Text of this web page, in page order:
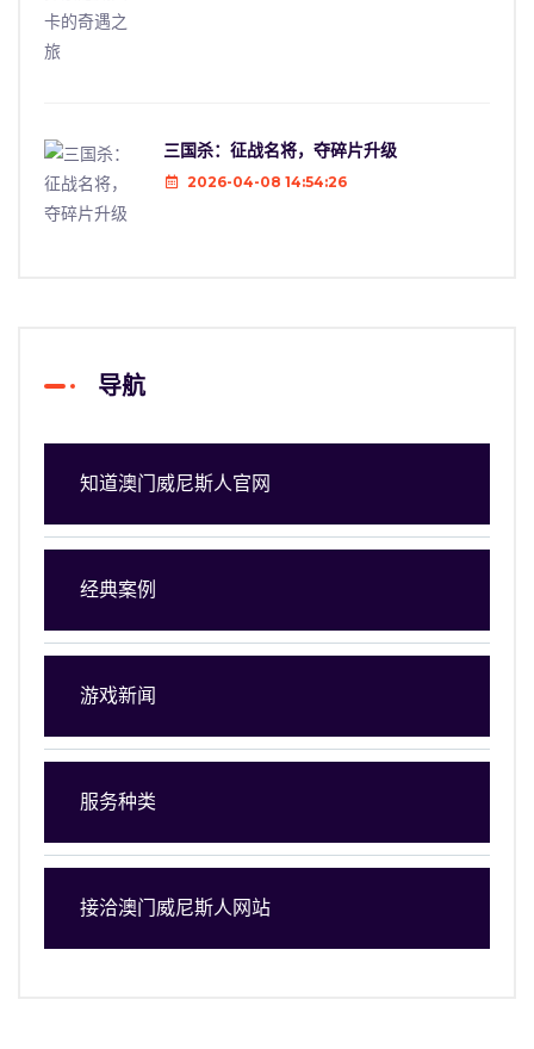
三国杀：征战名将，夺碎片升级
2026-04-08 14:54:26
导航
知道澳门威尼斯人官网
经典案例
游戏新闻
服务种类
接洽澳门威尼斯人网站